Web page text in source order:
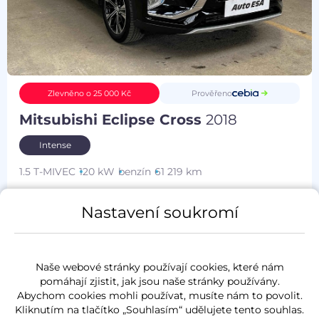
Zlevněno o 25 000 Kč Prověřeno
Mitsubishi Eclipse Cross2018
Intense
1.5 T-MIVEC 120 kW benzín 61 219 km
Měsíčně od Akční cena
Nastavení soukromí
Naše webové stránky používají cookies, které nám
pomáhají zjistit, jak jsou naše stránky používány.
Abychom cookies mohli používat, musíte nám to povolit.
Kliknutím na tlačítko „Souhlasím“ udělujete tento souhlas.